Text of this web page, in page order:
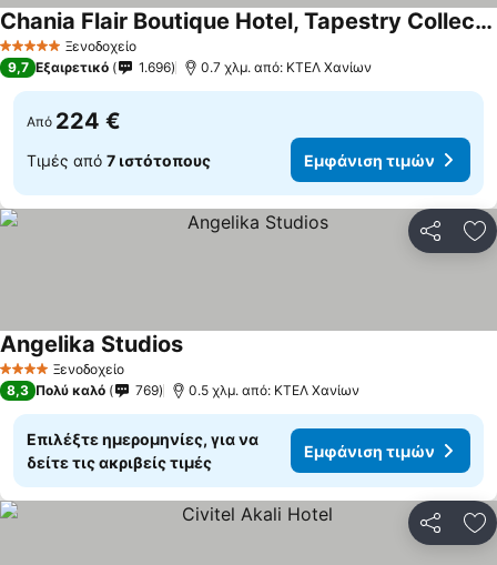
5 Αστέρια Ξενοδοχείο
Chania Flair Boutique Hotel, Tapestry Collection by Hilton
Εμφάνιση τιμών
9,7 Εξαιρετικό 1.696 0.7 χλμ. από: ΚΤΕΛ Χανίων
Από 224 €
Τιμές από 7 ιστότοπους Εμφάνιση τιμών
4 ΑστέριαΞενοδοχείο
Angelika StudiosΕμφάνιση τιμών
8,3 Πολύ καλό 769 0.5 χλμ. από: ΚΤΕΛ Χανίων
Επιλέξτε ημερομηνίες, για να
δείτε τις ακριβείς τιμές
Εμφάνιση τιμών